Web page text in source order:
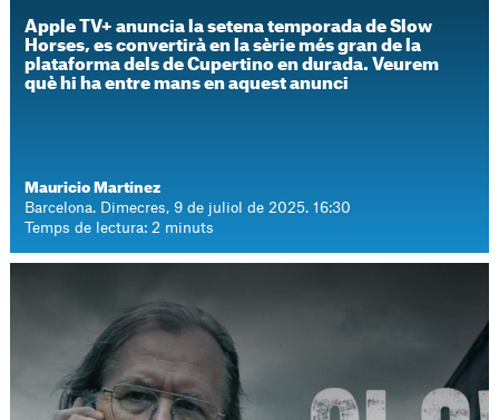
Apple TV+ anuncia la setena temporada de Slow
Horses, es convertirà en la sèrie més gran de la
plataforma dels de Cupertino en durada. Veurem
què hi ha entre mans en aquest anunci
Mauricio Martínez
Barcelona. Dimecres, 9 de juliol de 2025. 16:30
Temps de lectura: 2 minuts